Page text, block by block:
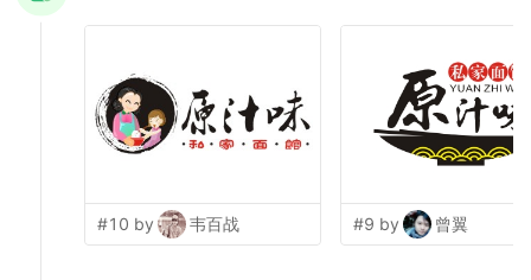
#10 by 韦百战 #9 by 曾翼